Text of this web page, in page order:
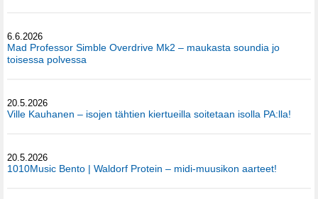
6.6.2026
Mad Professor Simble Overdrive Mk2 – maukasta soundia jo
toisessa polvessa
20.5.2026
Ville Kauhanen – isojen tähtien kiertueilla soitetaan isolla PA:lla!
20.5.2026
1010Music Bento | Waldorf Protein – midi-muusikon aarteet!